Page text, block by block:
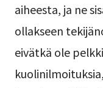
aiheesta, ja ne
ollakseen
eivätkä ole